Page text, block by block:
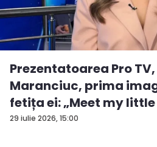
29 iulie 2026, 15:00
Prezentatoarea Pro
Maranciuc, prima
fetița ei: „Meet my